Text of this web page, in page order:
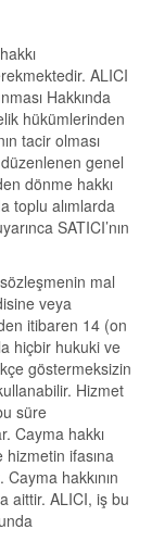
ALICI
Hakkında
hükümlerinden
tacir olması
genel
dönme hakkı
toplu alımlarda
SATICI’nın
mal
veya
itibaren 14 (on
hiçbir hukuki ve
göstermeksizin
Hizmet
süre
Cayma hakkı
ifasına
hakkının
aittir. ALICI, iş bu